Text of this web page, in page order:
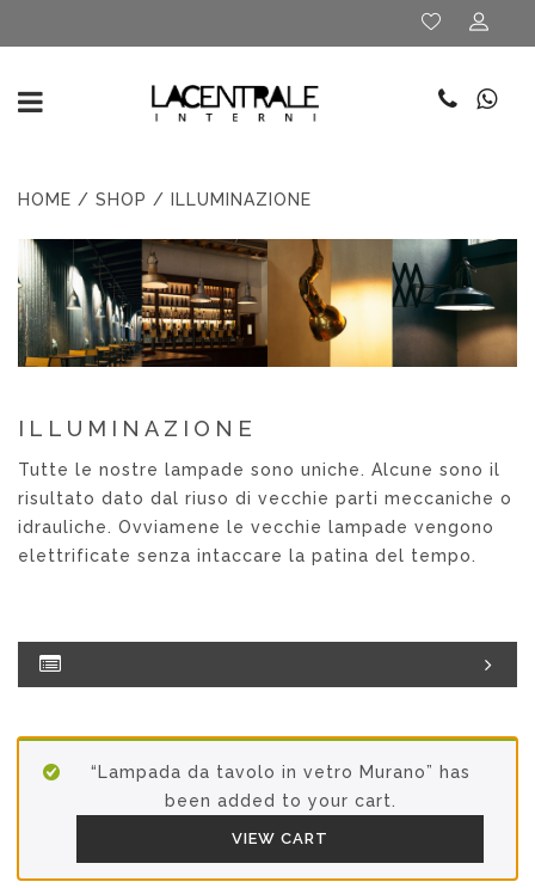
HOME / SHOP / ILLUMINAZIONE
ILLUMINAZIONE
Tutte le nostre lampade sono uniche. Alcune sono il
risultato dato dal riuso di vecchie parti meccaniche o
idrauliche. Ovviamene le vecchie lampade vengono
elettrificate senza intaccare la patina del tempo.
“Lampada da tavolo in vetro Murano” has
been added to your cart.
VIEW CART